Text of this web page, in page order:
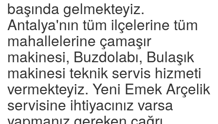
başında gelmekteyiz.
Antalya'nın tüm ilçelerine tüm
mahallelerine çamaşır
makinesi, Buzdolabı, Bulaşık
makinesi teknik servis hizmeti
vermekteyiz. Yeni Emek Arçelik
servisine ihtiyacınız varsa